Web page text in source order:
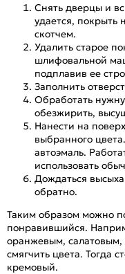
Снять дверцы и
удается,
скотчем.
Удалить старое
шлифовальной
подплавив ее
Заполнить
Обработать
обезжирить,
Нанести на
выбранного
автоэмаль.
использовать
Дождаться
обратно.
Таким образом можно
понравившийся.
оранжевым,
смягчить цвета. Тогда
кремовый.